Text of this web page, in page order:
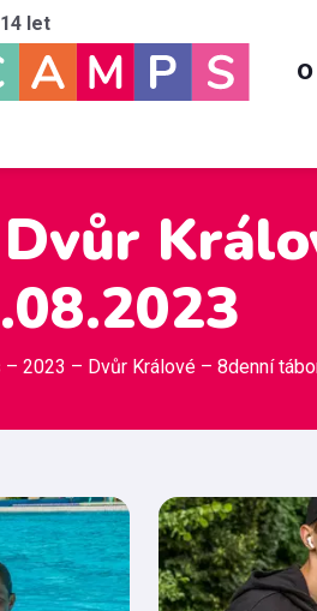
let
– 2023 – Dvůr Králové – 8denní